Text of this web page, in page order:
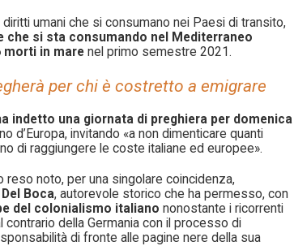
umani che si consumano nei Paesi di transito,
che si sta consumando nel Mediterraneo
morti in mare nel primo semestre 2021.
per chi è costretto a emigrare
indetto una giornata di preghiera per domenica
d’Europa, invitando «a non dimenticare quanti
di raggiungere le coste italiane ed europee».
reso noto, per una singolare coincidenza,
Boca, autorevole storico che ha permesso, con
del colonialismo italiano nonostante i ricorrenti
della Germania con il processo di
di fronte alle pagine nere della sua